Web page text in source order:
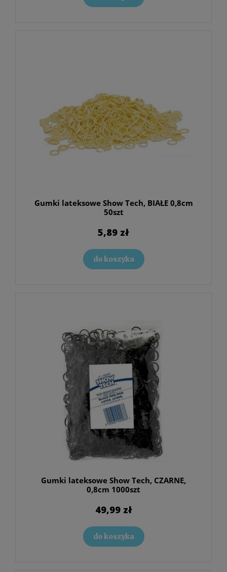
Gumki lateksowe Show Tech, BIAŁE 0,8cm
50szt
5,89 zł
do koszyka
Gumki lateksowe Show Tech, CZARNE,
0,8cm 1000szt
49,99 zł
do koszyka